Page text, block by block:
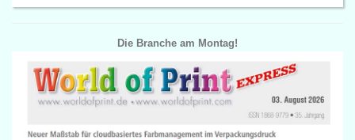
Die Branche am Montag!